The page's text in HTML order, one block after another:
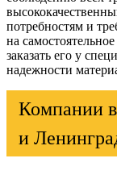
потребностям и
на
заказать его у
надежности
Компании в
и